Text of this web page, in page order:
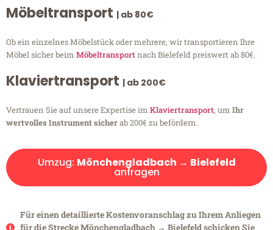
Möbeltransport | ab 80€
Ob ein einzelnes Möbelstück oder mehrere, wir transportieren Ihre
Möbel sicher beim Möbeltransportnach Bielefeld preiswert ab 80€.
Klaviertransport | ab 200€
Vertrauen Sie auf unsere Expertise im Klaviertransport, um Ihr
wertvolles Instrument sicherab 200€ zu befördern.
Umzug: Mönchengladbach → Bielefeld
anfragen
Für einen detaillierte Kostenvoranschlag zu Ihrem Anliegen
für die Strecke Mönchengladbach → Bielefeld schicken Sie